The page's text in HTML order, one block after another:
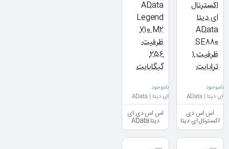
ناموجود
ای دیتا | AData
اس اس دی
اکسترنال ای دیتا
AData SE880
ظرفیت 1 ترابایت
ناموجود
ای دیتا | AData
اس اس دی ای
دیتا AData
Legend 710 M2
ظرفیت 256